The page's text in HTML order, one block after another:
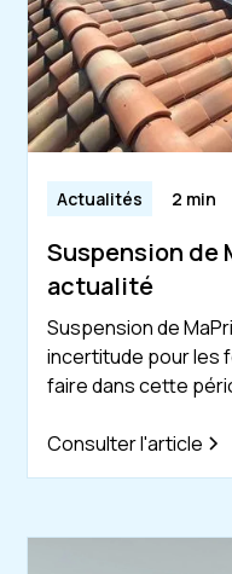
Actualités 2 min
Suspension de
actualité
Suspension de
incertitude pour les
faire dans cette
Consulter l'article